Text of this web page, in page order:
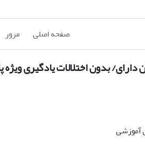
صفحه اصلی مرور
بدون اختلالات یادگیری ویژه
آموزشی